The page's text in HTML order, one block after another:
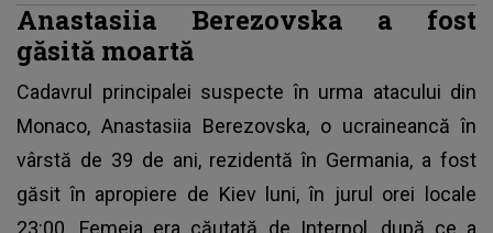
Anastasiia Berezovska a fost
găsită moartă
Cadavrul principalei suspecte în urma atacului din
Monaco, Anastasiia Berezovska, o ucraineancă în
vârstă de 39 de ani, rezidentă în Germania, a fost
găsit în apropiere de Kiev luni, în jurul orei locale
23:00. Femeia era căutată de Interpol, după ce a